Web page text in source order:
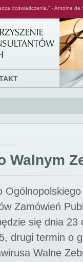
doświadczenia." - Antoine de
Walnym
Zamówień
się dnia 23
drugi termin o
Walne